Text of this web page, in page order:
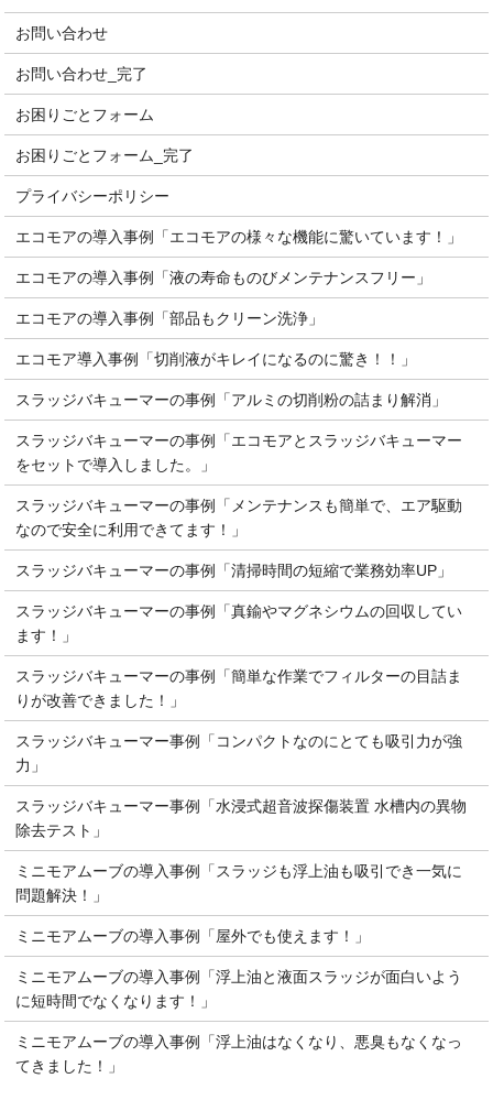
お問い合わせ
お問い合わせ_完了
お困りごとフォーム
お困りごとフォーム_完了
プライバシーポリシー
エコモアの導入事例「エコモアの様々な機能に驚いています！」
エコモアの導入事例「液の寿命ものびメンテナンスフリー」
エコモアの導入事例「部品もクリーン洗浄」
エコモア導入事例「切削液がキレイになるのに驚き！！」
スラッジバキューマーの事例「アルミの切削粉の詰まり解消」
スラッジバキューマーの事例「エコモアとスラッジバキューマー
をセットで導入しました。」
スラッジバキューマーの事例「メンテナンスも簡単で、エア駆動
なので安全に利用できてます！」
スラッジバキューマーの事例「清掃時間の短縮で業務効率UP」
スラッジバキューマーの事例「真鍮やマグネシウムの回収してい
ます！」
スラッジバキューマーの事例「簡単な作業でフィルターの目詰ま
りが改善できました！」
スラッジバキューマー事例「コンパクトなのにとても吸引力が強
力」
スラッジバキューマー事例「水浸式超音波探傷装置 水槽内の異物
除去テスト」
ミニモアムーブの導入事例「スラッジも浮上油も吸引でき一気に
問題解決！」
ミニモアムーブの導入事例「屋外でも使えます！」
ミニモアムーブの導入事例「浮上油と液面スラッジが面白いよう
に短時間でなくなります！」
ミニモアムーブの導入事例「浮上油はなくなり、悪臭もなくなっ
てきました！」